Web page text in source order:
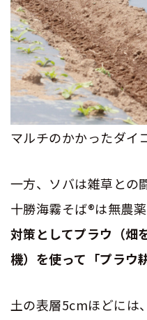
マルチのかかったダイ
一方、ソバは雑草との
十勝海霧そば®は無農
対策としてプラウ（畑
機）を使って「プラウ
土の表層5cmほどには